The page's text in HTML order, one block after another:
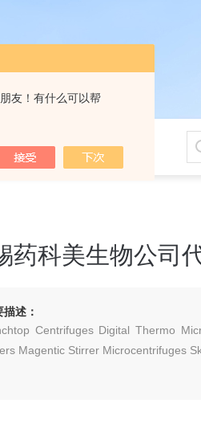
友！有什么可以帮
药科美生物公司
描述：
Centrifuges Digital Thermo
Magentic Stirrer Microcentrifuges